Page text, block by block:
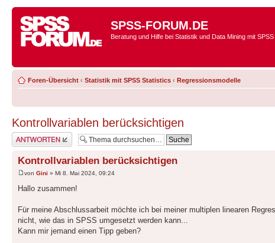
SPSS-FORUM.DE
Beratung und Hilfe bei Statistik und Data Mining mit
Foren-Übersicht ‹ Statistik mit SPSS Statistics ‹ Regressionsmodelle
Kontrollvariablen berücksichtigen
Antwort erstellen
Kontrollvariablen berücksichtigen
von Gini » Mi 8. Mai 2024, 09:24
Hallo zusammen!
Für meine Abschlussarbeit möchte ich bei meiner multiplen linearen
nicht, wie das in SPSS umgesetzt werden kann...
Kann mir jemand einen Tipp geben?